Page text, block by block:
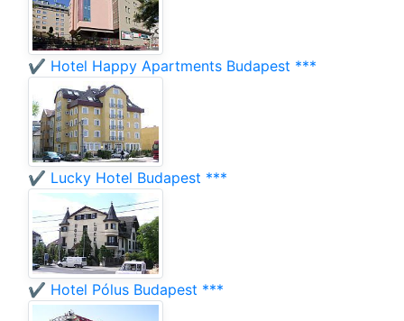
✔️ Hotel Happy Apartments Budapest ***
✔️ Lucky Hotel Budapest ***
✔️ Hotel Pólus Budapest ***